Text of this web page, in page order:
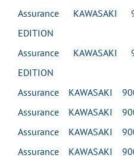
Assurance KAWASAKI
EDITION
Assurance KAWASAKI
EDITION
Assurance KAWASAKI
Assurance KAWASAKI
Assurance KAWASAKI
Assurance KAWASAKI